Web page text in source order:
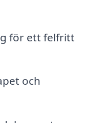
för ett felfritt
och